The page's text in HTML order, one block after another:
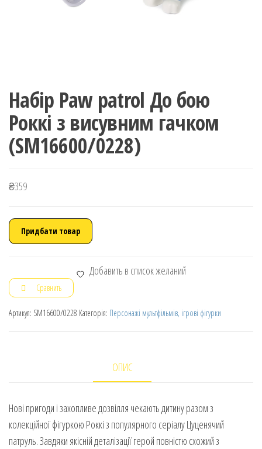
Набір Paw patrol До бою
Роккі з висувним гачком
(SM16600/0228)
₴359
Придбати товар
Добавить в список желаний
Сравнить
Артикул: SM16600/0228 Категорія: Персонажі мультфільмів, ігрові фігурки
ОПИС
Нові пригоди і захопливе дозвілля чекають дитину разом з
колекційної фігуркою Роккі з популярного серіалу Цуценячий
патруль. Завдяки якісній деталізації герой повністю схожий з